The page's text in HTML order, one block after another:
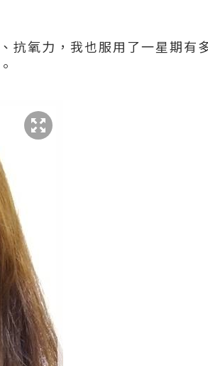
抗氧力，我也服用了一星期有